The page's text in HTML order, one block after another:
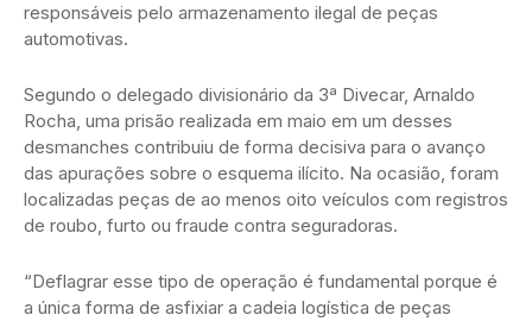
responsáveis pelo armazenamento ilegal de peças
automotivas.
Segundo o delegado divisionário da 3ª Divecar, Arnaldo
Rocha, uma prisão realizada em maio em um desses
desmanches contribuiu de forma decisiva para o avanço
das apurações sobre o esquema ilícito. Na ocasião, foram
localizadas peças de ao menos oito veículos com registros
de roubo, furto ou fraude contra seguradoras.
“Deflagrar esse tipo de operação é fundamental porque é
a única forma de asfixiar a cadeia logística de peças